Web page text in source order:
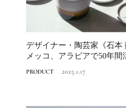
デザイナー・陶芸家《石本
メッコ、アラビアで50年間
PRODUCT 2025.1.17